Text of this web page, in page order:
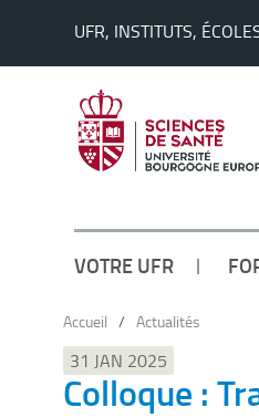
UFR, INSTITUTS,
VOTRE UFR
Accueil / Actualités
31 JAN 2025
Colloque :